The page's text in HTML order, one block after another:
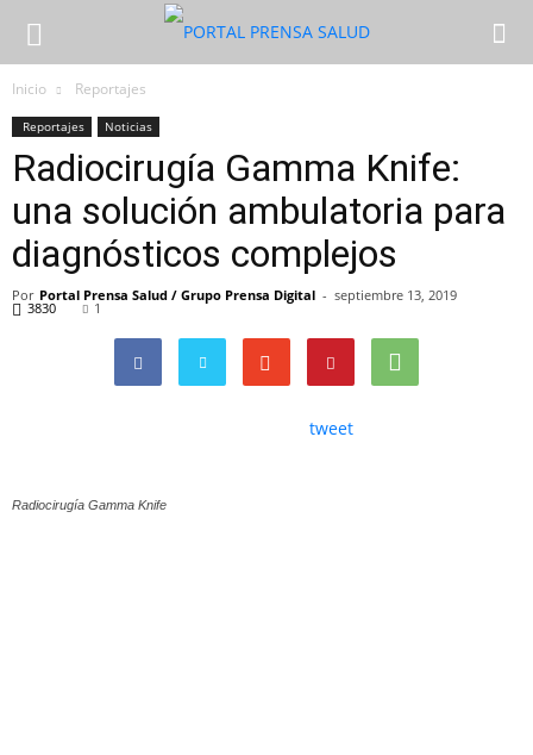
Inicio Reportajes
Reportajes Noticias
Radiocirugía Gamma Knife:
una solución ambulatoria para
diagnósticos complejos
Por Portal Prensa Salud / Grupo Prensa Digital - septiembre 13, 2019
3830 1
tweet
Radiocirugía Gamma Knife